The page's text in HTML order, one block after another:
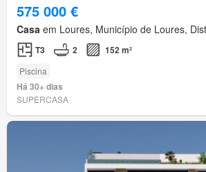
575 000 €
Casa em Loures, Município de Loures,
T3 2 152 m²
Piscina
Há 30+ dias
SUPERCASA